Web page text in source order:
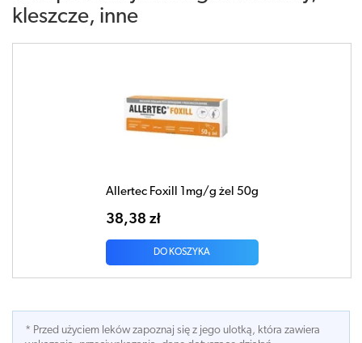
kleszcze, inne
Allertec Foxill 1mg/g żel 50g
38,38 zł
DO KOSZYKA
* Przed użyciem leków zapoznaj się z jego ulotką, która zawiera